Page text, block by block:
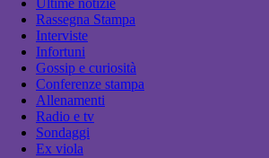
Ultime notizie
Rassegna Stampa
Interviste
Infortuni
Gossip e curiosità
Conferenze stampa
Allenamenti
Radio e tv
Sondaggi
Ex viola